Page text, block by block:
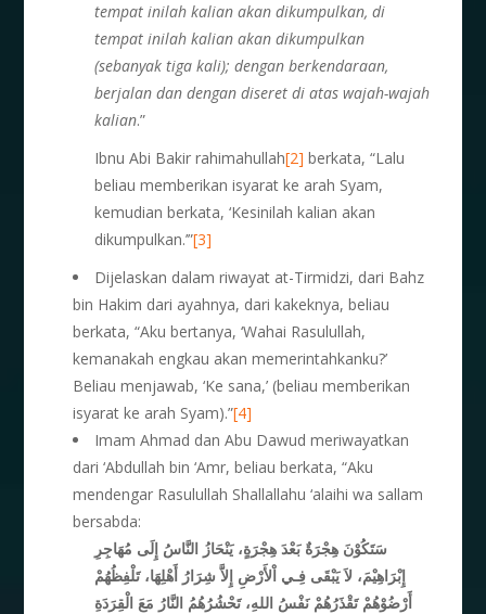
tempat inilah kalian akandikumpulkan, di
tempat inilah kalian akan dikumpulkan
(sebanyak tiga kali); dengan berkendaraan,
berjalan dan dengan diseret di atas wajah-wajah
kalian.”
Ibnu Abi Bakir rahimahullah[2] berkata, “Lalu
beliau memberikan isyarat ke arah Syam,
kemudian berkata, ‘Kesinilah kalian akan
dikumpulkan.’”[3]
Dijelaskan dalam riwayat at-Tirmidzi, dari Bahz
bin Hakim dari ayahnya, dari kakeknya, beliau
berkata, “Aku bertanya, ‘Wahai Rasulullah,
kemanakah engkau akan memerintahkanku?’
Beliau menjawab, ‘Ke sana,’ (beliau memberikan
isyarat ke arah Syam).”[4]
Imam Ahmad dan Abu Dawud meriwayatkan
dari ‘Abdullah bin ‘Amr, beliau berkata, “Aku
mendengar Rasulullah Shallallahu ‘alaihi wa sallam
bersabda:
سَتَكُوْنَ هِجْرَةٌ بَعْدَ هِجْرَةٍ، يَنْحَازُ النَّاسُ إِلَى مُهَاجِرِ
إِبْرَاهِيْمَ، لاَ يَبْقَى فِـي اْلأَرْضِ إِلاَّ شِرَارُ أَهْلِهَا، تَلْفِظُهُمْ
أَرْضُوْهُمْ تَقْذَرُهُمْ نَفْسُ اللهِ، تَحْشُرُهُمُ النَّارُ مَعَ الْقِرَدَةِ